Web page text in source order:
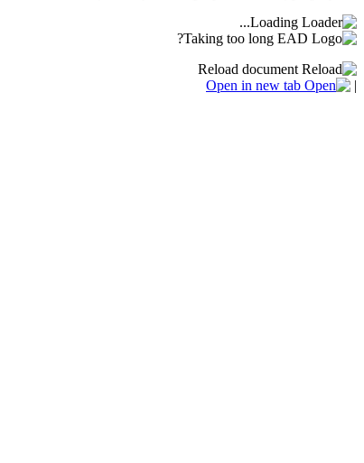
Loading...
Taking too long?
|